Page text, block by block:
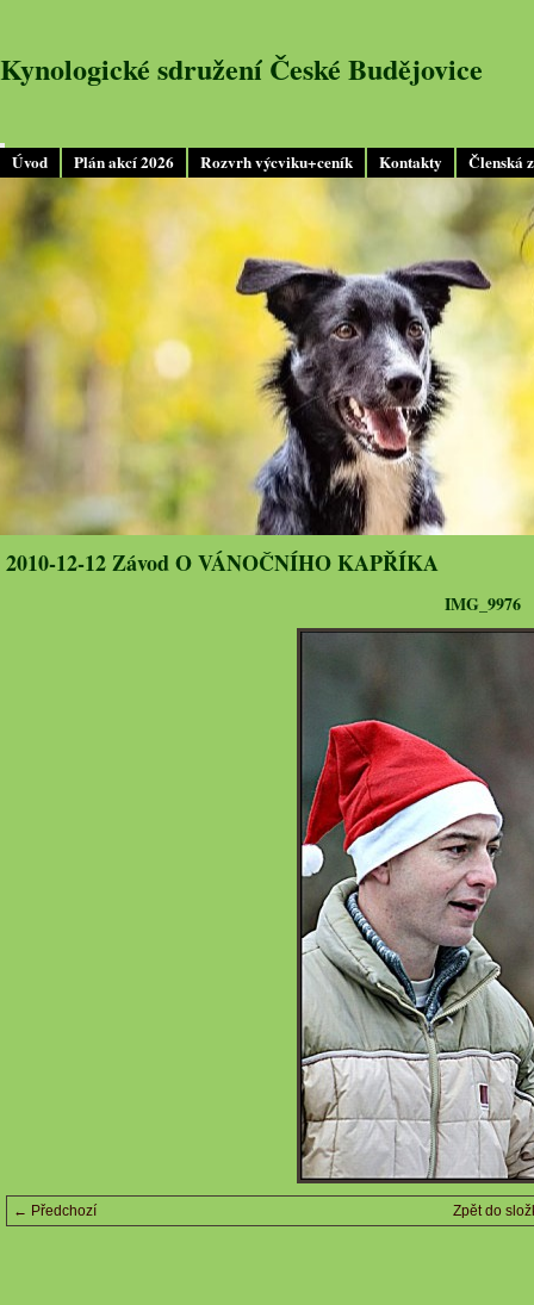
Úvod Plán akcí 2026 Rozvrh výcviku+ceník Kontakty Členská
Kynologické sdružení České Budějovice
2010-12-12 Závod O VÁNOČNÍHO KAPŘÍKA
IMG_9976
← Předchozí Zpět do